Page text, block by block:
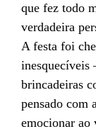
que fez todo
verdadeira
A festa foi
inesquecíveis
brincadeiras
pensado com
emocionar ao